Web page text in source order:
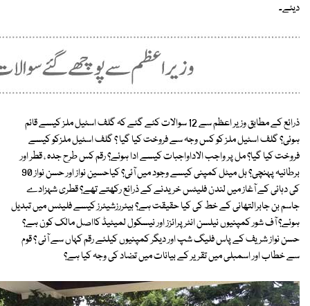
دیئے۔
ذرائع کے مطابق وزیر اعظم سے 12 سوالات کئے گئے کہ گلف اسٹیل ملز کیسے قائم
ہوئی؟ گلف اسٹیل ملز کو کس وجہ سے فروخت کیا گیا ؟ گلف اسٹیل ملزکو کیسے
فروخت کیا گیا؟ مل پر واجب الاداواجبات کیسے ادا ہوئے؟ رقم کس طرح جدہ ، قطر اور
برطانیہ پہنچی؟ ہل میٹل کمپنی کیسے وجود میں آئی؟ کیاحسین نواز اور حسن نواز 90
کی دہائی کے آغاز میں لندن فلیٹس خریدنے کے ذرائع رکھتے تھے؟ قطری شہزادے
جاسم بن جابرالتھانی کے خط کی کیا حقیقت ہے؟ بیئررزشیئرز کیسے فلیٹس میں تبدیل
ہوئے؟ آف شور کمپنیوں نیلسن انٹرپرائزز اور نیسکول لمیٹیڈ کااصل مالک کون ہے؟
حسن نواز شریف کے پاس فلیگ شپ اور دیگر کمپنیوں کیلئے رقم کہاں سے آئی ؟ قوم
سے خطاب اور اسمبلی میں تقریر کے بیانات میں تضاد کی وجہ کیا ہے؟